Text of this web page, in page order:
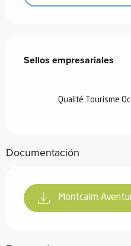
Sellos empresariales
Sellos empresariales
Qualité Tourisme
Documentación
Montcalm